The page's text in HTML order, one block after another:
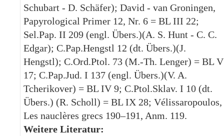
Schubart - D. Schäfer); David - van Groningen,
Papyrological Primer 12, Nr. 6 = BL III 22;
Sel.Pap. II 209 (engl. Übers.)(A. S. Hunt - C. C.
Edgar); C.Pap.Hengstl 12 (dt. Übers.)(J.
Hengstl); C.Ord.Ptol. 73 (M.-Th. Lenger) = BL V
17; C.Pap.Jud. I 137 (engl. Übers.)(V. A.
Tcherikover) = BL IV 9; C.Ptol.Sklav. I 10 (dt.
Übers.) (R. Scholl) = BL IX 28; Vélissaropoulos,
Les nauclères grecs 190–191, Anm. 119.
Weitere Literatur: